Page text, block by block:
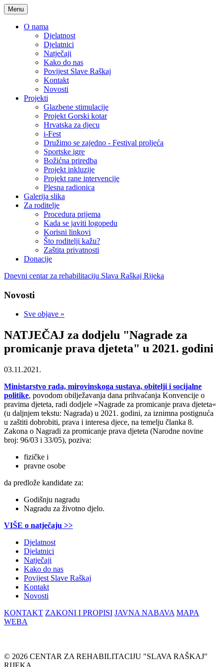
Menu
O nama
Djelatnost
Djelatnici
Natječaji
Kako do nas
Povijest Slave Raškaj
Kontakt
Novosti
Projekti
Glazbene stimulacije
Projekt Gorski kotar
Hrvatska za djecu
i-Fest
Družimo se zajedno - Festival proljeća
Sportske igre
Božićna priredba
Projekt inkluzije
Projekt rane intervencije
Plesna radionica
Galerija slika
Za roditelje
Procedura prijema
Kada se javiti logopedu
Korisni linkovi
Što roditelji kažu?
Zaštita privatnosti
Donacije
Dnevni centar za rehabilitaciju Slava Raškaj Rijeka
Novosti
Sve objave »
NATJEČAJ za dodjelu "Nagrade za
promicanje prava djeteta" u 2021. godini
03.11.2021.
Ministarstvo rada, mirovinskoga sustava, obitelji i socijalne
politike, povodom obilježavanja dana prihvaćanja Konvencije o
pravima djeteta, radi dodjele »Nagrade za promicanje prava djeteta«
(u daljnjem tekstu: Nagrada) u 2021. godini, za iznimna postignuća
u zaštiti dobrobiti, prava i interesa djece, na temelju članka 8.
Zakona o Nagradi za promicanje prava djeteta (Narodne novine
broj: 96/03 i 33/05), poziva:
fizičke i
pravne osobe
da predlože kandidate za:
Godišnju nagradu
Nagradu za životno djelo.
VIŠE o natječaju >>
Djelatnost
Djelatnici
Natječaji
Kako do nas
Povijest Slave Raškaj
Kontakt
Novosti
KONTAKT ZAKONI I PROPISI JAVNA NABAVA MAPA
WEBA
© 2026 CENTAR ZA REHABILITACIJU "SLAVA RAŠKAJ"